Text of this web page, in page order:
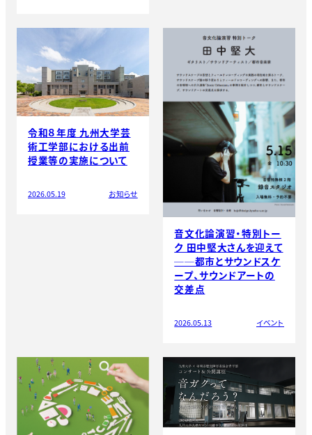
令和８年度 九州大学芸
術工学部における出前
授業等の実施について
2026.05.19 お知らせ
音文化論演習・特別トー
ク 田中堅大さんを迎えて
──都市とサウンドスケ
ープ、サウンドアートの
交差点
2026.05.13 イベント